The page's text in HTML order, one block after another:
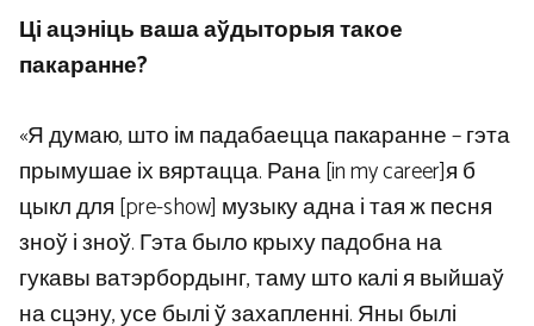
Ці ацэніць ваша аўдыторыя такое
пакаранне?
«Я думаю, што ім падабаецца пакаранне – гэта
прымушае іх вяртацца. Рана [in my career]я б
цыкл для [pre-show] музыку адна і тая ж песня
зноў і зноў. Гэта было крыху падобна на
гукавы ватэрбордынг, таму што калі я выйшаў
на сцэну, усе былі ў захапленні. Яны былі